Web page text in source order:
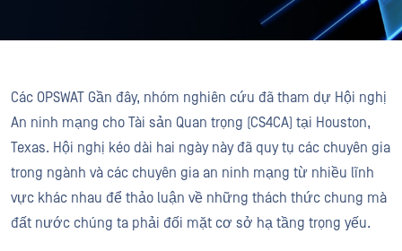
Các OPSWAT Gần đây, nhóm nghiên cứu đã tham dự Hội nghị
An ninh mạng cho Tài sản Quan trọng (CS4CA) tại Houston,
Texas. Hội nghị kéo dài hai ngày này đã quy tụ các chuyên gia
trong ngành và các chuyên gia an ninh mạng từ nhiều lĩnh
vực khác nhau để thảo luận về những thách thức chung mà
đất nước chúng ta phải đối mặt cơ sở hạ tầng trọng yếu.